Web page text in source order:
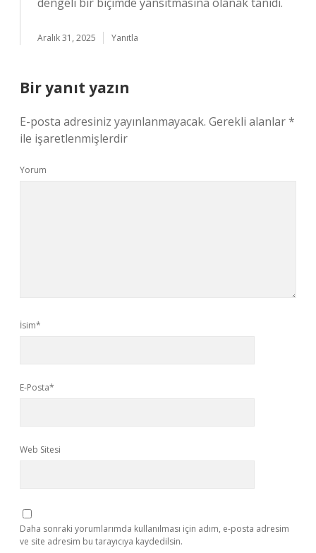
Aralık 31, 2025 Yanıtla
Bir yanıt yazın
E-posta adresiniz yayınlanmayacak. Gerekli alanlar*
ile işaretlenmişlerdir
Yorum
İsim*
E-Posta*
Web Sitesi
Daha sonraki yorumlarımda kullanılması için adım, e-posta adresim
ve site adresim bu tarayıcıya kaydedilsin.